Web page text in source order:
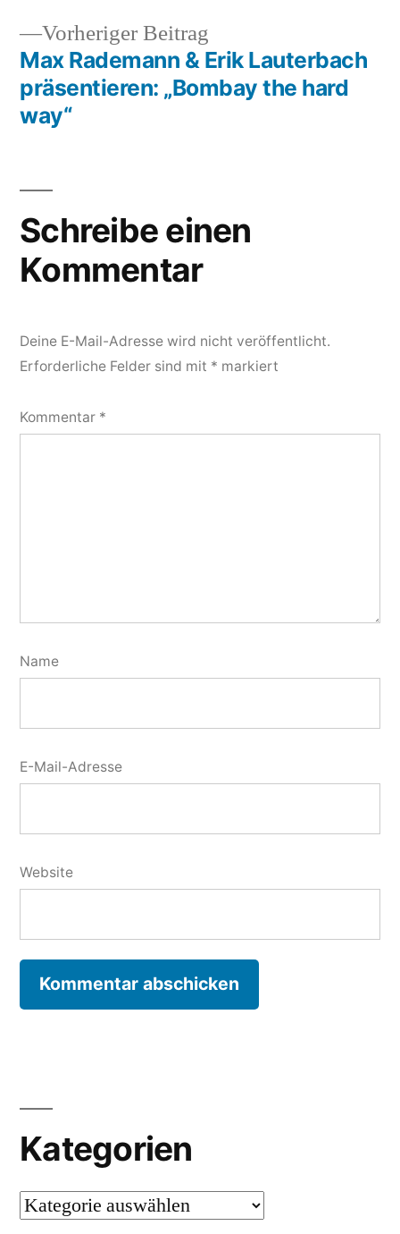
Vorheriger Beitrag
Beitrag:
Max Rademann & Erik Lauterbach
präsentieren: „Bombay the hard
way“
Schreibe einen
Kommentar
Deine E-Mail-Adresse wird nicht veröffentlicht.
Erforderliche Felder sind mit * markiert
Kommentar *
Name
E-Mail-Adresse
Website
Kategorien
Kategorien